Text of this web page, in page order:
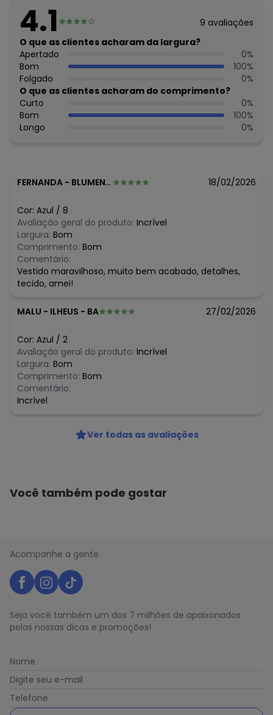
Decote Frente : Quadrado
Fornecedor: ABRANGE INDÚSTRIA E COMÉRCIO DE CONFECÇÕ
/ CNPJ 78.072.340/0019-4
Feito: Brasil
Cuidados para conservação do produto: Evite superfícies
ásperas e manuseie com cuidado. Use fechos
corretamente. Armazene em local seco, arejado e longe
do sol. Prefira cabides acolchoados ou dobre sem marcar.
Observação: Aplicação de pompons
Tecido: Tricoline
O preço apresentado abaixo é o menor oferecido em
agosto/2026
julho/2026
junho/2026
maio/2026
abril/2026
março/2026
fevereiro/2026 R$ 37,58
4.1 9 avaliações
O que as clientes acharam da largura?
Apertado
0%
Bom
100%
Folgado
0%
O que as clientes acharam do comprimento?
Curto
0%
Bom
100%
Longo
0%
FERNANDA - BLUMENAU - SC 18/02/2026
Cor: Azul / 8
Avaliação geral do produto: Incrível
Largura: Bom
Comprimento: Bom
Comentário:
Vestido maravilhoso, muito bem acabado, detalhes,
tecido, amei!
MALU - ILHEUS - BA 27/02/2026
Cor: Azul / 2
Avaliação geral do produto: Incrível
Largura: Bom
Comprimento: Bom
Comentário:
Incrível
Ver todas as avaliações
Você também pode gostar
Acompanhe a gente
Seja você também um dos 7 milhões de apaixonados
pelas nossas dicas e promoções!
Nome
Digite seu e-mail
Telefone